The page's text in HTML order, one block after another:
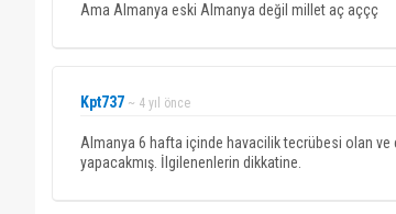
Ama Almanya eski Almanya değil millet aç aççç
Kpt737 ~ 4 yıl önce
Almanya 6 hafta içinde havacilik tecrübesi olan ve
yapacakmış. İlgilenenlerin dikkatine.